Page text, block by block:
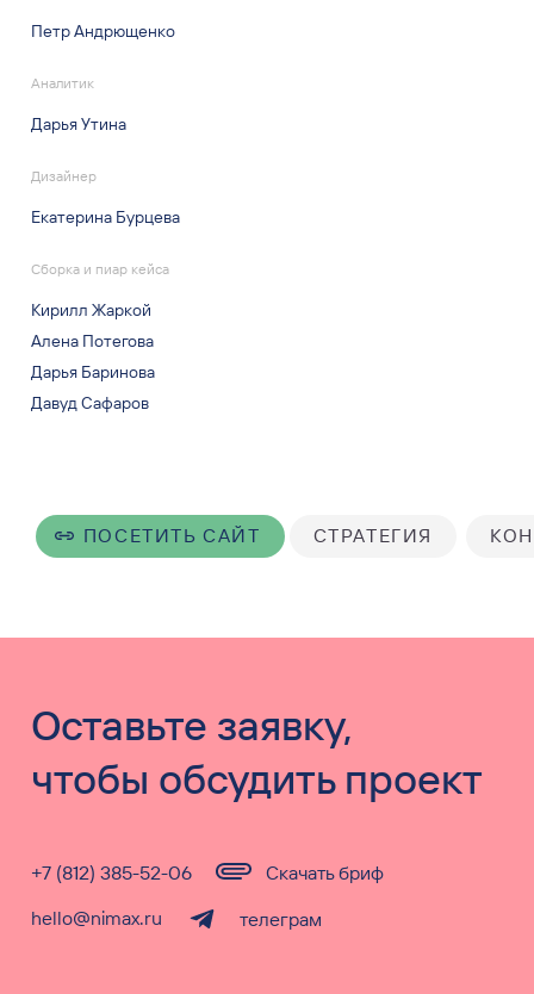
Петр Андрющенко
Аналитик
Дарья Утина
Дизайнер
Екатерина Бурцева
Сборка и пиар кейса
Кирилл Жаркой
Алена Потегова
Дарья Баринова
Давуд Сафаров
ПОСЕТИТЬ САЙТ СТРАТЕГИЯ
Оставьте заявку,
чтобы обсудить проект
hello@nimax.ru
+7 (812) 385-52-06
телеграм
Скачать бриф